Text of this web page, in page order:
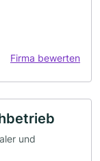
Firma bewerten
und